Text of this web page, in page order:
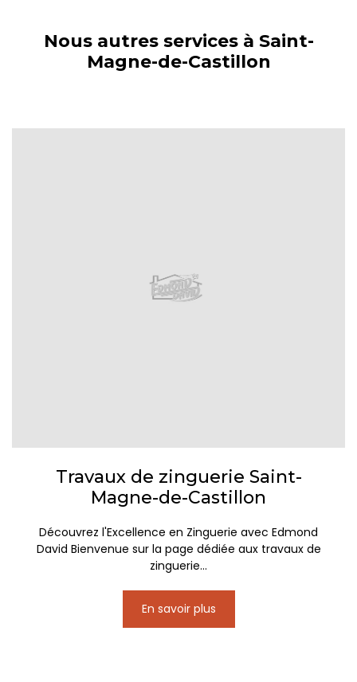
Nous autres services à Saint-
Magne-de-Castillon
Travaux de zinguerie Saint-
Magne-de-Castillon
Découvrez l'Excellence en Zinguerie avec Edmond
David Bienvenue sur la page dédiée aux travaux de
zinguerie...
En savoir plus